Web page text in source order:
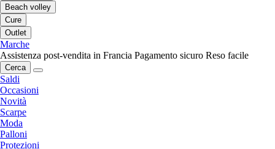
Beach volley
Cure
Outlet
Marche
Assistenza post-vendita in Francia Pagamento sicuro Reso facile
Cerca
Saldi
Occasioni
Novità
Scarpe
Moda
Palloni
Protezioni